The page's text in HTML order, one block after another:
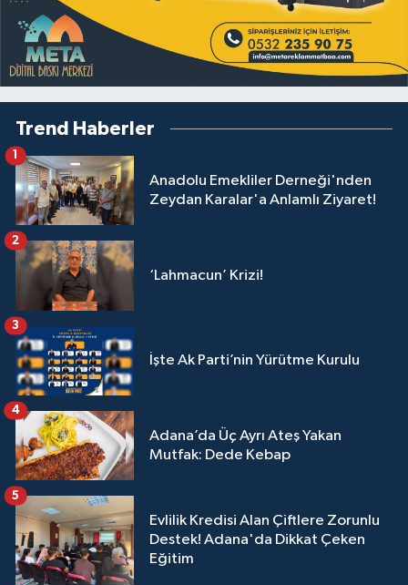
Trend Haberler
Anadolu Emekliler Derneği'nden
Zeydan Karalar'a Anlamlı Ziyaret!
1
‘Lahmacun’ Krizi!
2
İşte Ak Parti’nin Yürütme Kurulu
3
Adana’da Üç Ayrı Ateş Yakan
Mutfak: Dede Kebap
4
Evlilik Kredisi Alan Çiftlere Zorunlu
Destek! Adana'da Dikkat Çeken
Eğitim
5